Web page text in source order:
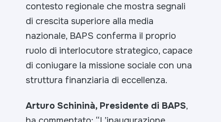
contesto regionale che mostra segnali
di crescita superiore alla media
nazionale, BAPS conferma il proprio
ruolo di interlocutore strategico, capace
di coniugare la missione sociale con una
struttura finanziaria di eccellenza.
Arturo Schininà, Presidente di BAPS,